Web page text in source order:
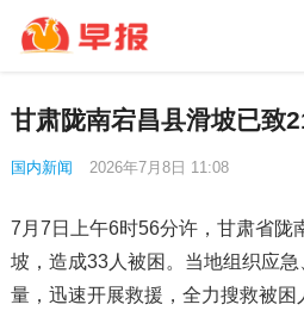
甘肃陇南宕昌县滑坡已致
国内新闻 2026年7月8日 11:08
7月7日上午6时56分许，甘肃省陇
坡，造成33人被困。当地组织应
量，迅速开展救援，全力搜救被